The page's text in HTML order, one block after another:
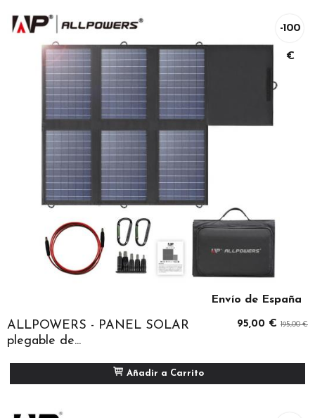
Envío de España
-100
€
ALLPOWERS - PANEL SOLAR
plegable de...
95,00 € 195,00 €
Añadir a Carrito